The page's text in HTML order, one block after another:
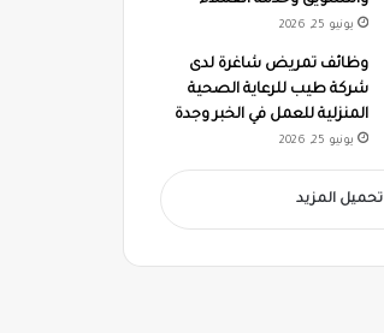
يونيو 25, 2026
وظائف تمريض شاغرة لدى
شركة طيب للرعاية الصحية
المنزلية للعمل في الخبر وجدة
يونيو 25, 2026
تحميل المزيد